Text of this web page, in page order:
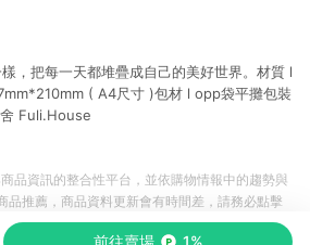
，把每一天都堆疊成自己的美好世界。材質 l
( A4尺寸 )包材 l opp袋平攤包裝
Fuli.House
前往賣場 1%
品資訊的整合性平台，並依購物情報中的趨勢與
品推薦，商品資料更新會有時間差，請務必點擊
現售價與購物條件，一切資訊以合作廠商網頁為